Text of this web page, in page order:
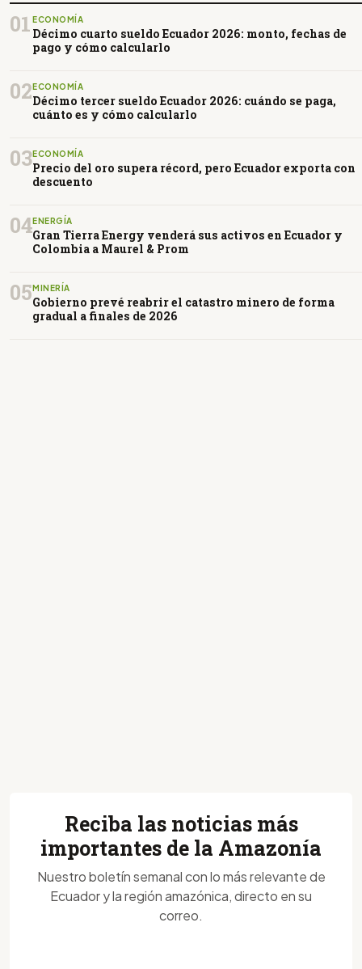
01 ECONOMÍA
Décimo cuarto sueldo Ecuador 2026: monto, fechas de
pago y cómo calcularlo
02ECONOMÍA
Décimo tercer sueldo Ecuador 2026: cuándo se paga,
cuánto es y cómo calcularlo
03ECONOMÍA
Precio del oro supera récord, pero Ecuador exporta con
descuento
04ENERGÍA
Gran Tierra Energy venderá sus activos en Ecuador y
Colombia a Maurel & Prom
05MINERÍA
Gobierno prevé reabrir el catastro minero de forma
gradual a finales de 2026
Reciba las noticias más
importantes de la Amazonía
Nuestro boletín semanal con lo más relevante de
Ecuador y la región amazónica, directo en su
correo.